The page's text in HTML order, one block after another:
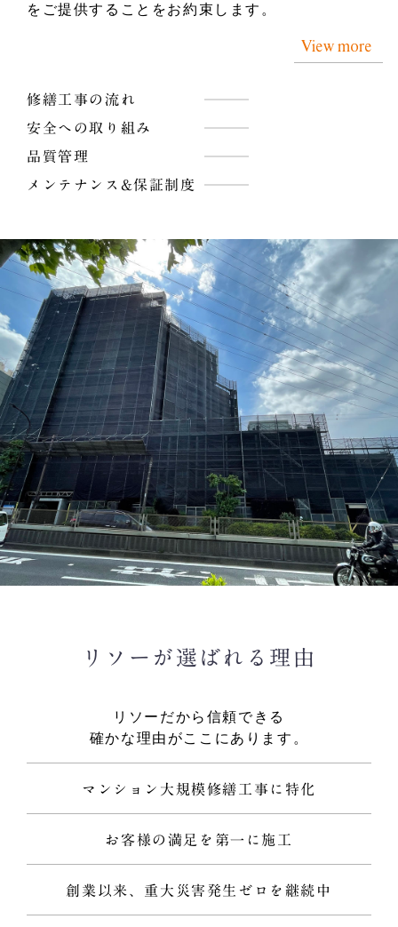
をご提供することをお約束します。
View more
修繕工事の流れ
安全への取り組み
品質管理
メンテナンス&保証制度
リソーが選ばれる理由
リソーだから信頼できる
確かな理由がここにあります。
マンション大規模修繕工事に特化
お客様の満足を第一に施工
創業以来、重大災害発生ゼロを継続中